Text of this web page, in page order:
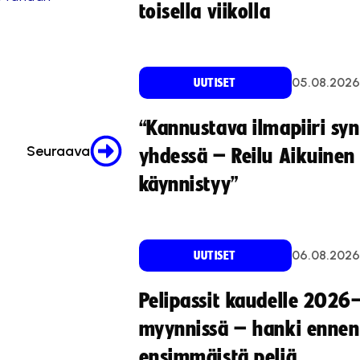
Seuraava
toisella viikolla
UUTISET 05.08.2026
“Kannustava ilmapiiri
yhdessä – Reilu
käynnistyy”
UUTISET 06.08.2026
Pelipassit kaudelle
myynnissä – hanki ennen